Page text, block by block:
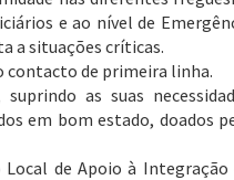
e ao nível de
a situações críticas.
contacto de primeira linha.
as suas
em bom estado, doados
de Apoio à Integração